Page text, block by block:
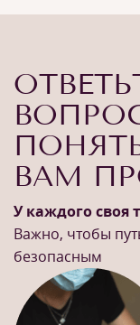
ВАМ
У каждого своя
Важно, чтобы
безопасным